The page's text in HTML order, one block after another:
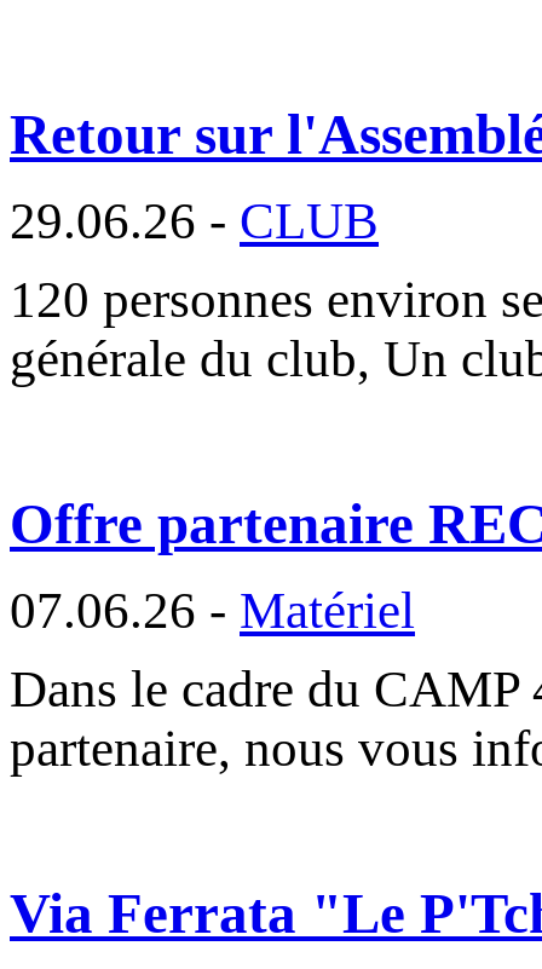
Retour sur
29.06.26 - CLUB
120 personnes environ
générale du club, Un
Offre partenaire
07.06.26 - Matériel
Dans le cadre du CAMP
partenaire, nous vous
Via Ferrata "Le